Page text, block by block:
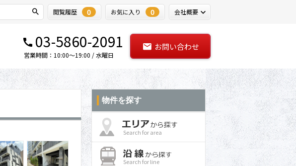
閲覧履歴 0 お気に入り 0 会社概要
03-5860-2091
営業時間：10:00～19:00 / 水曜日
お問い合わせ
物件を探す
Search for area
Search for line